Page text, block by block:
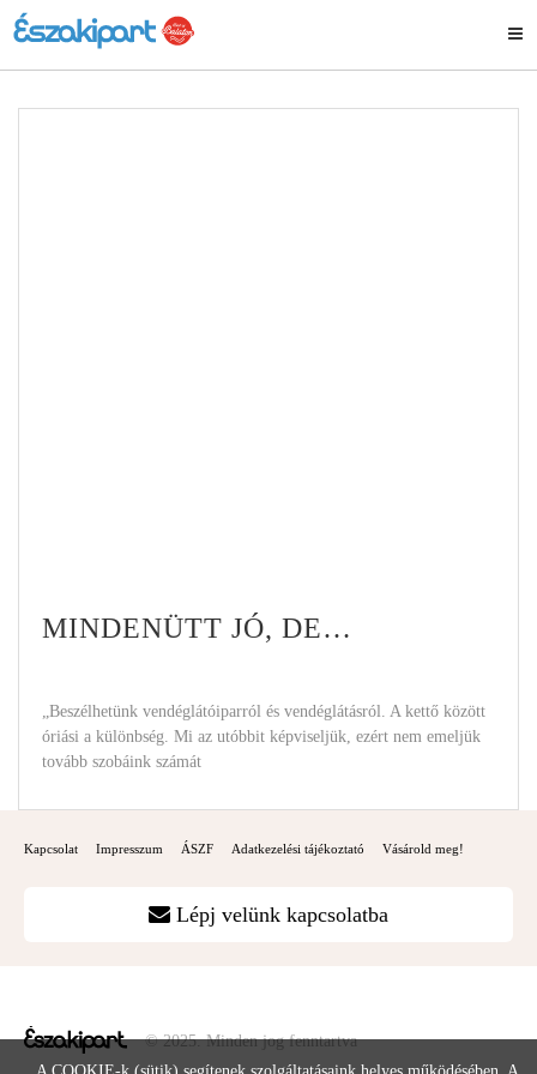
MINDENÜTT JÓ, DE…
„Beszélhetünk vendéglátóiparról és vendéglátásról. A kettő között
óriási a különbség. Mi az utóbbit képviseljük, ezért nem emeljük
tovább szobáink számát
Kapcsolat Impresszum ÁSZF Adatkezelési tájékoztató Vásárold meg!
Lépj velünk kapcsolatba
© 2025. Minden jog fenntartva